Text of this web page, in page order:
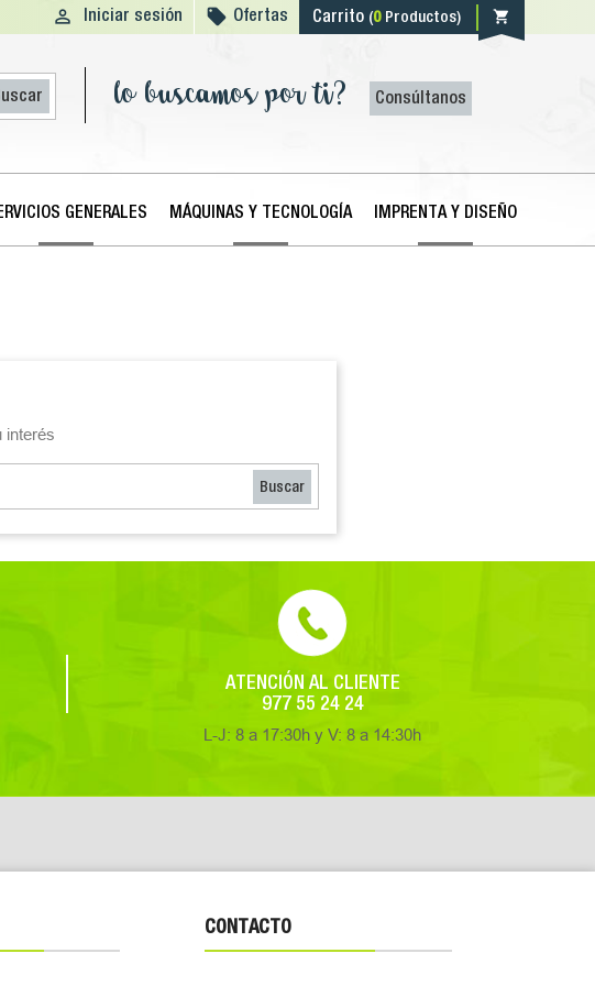
 Iniciar sesión  Ofertas Carrito (0Productos) shopping_cart
lo buscamos por ti? Consúltanos
GENERALES MÁQUINAS Y TECNOLOGÍA IMPRENTA Y DISEÑO
interés
Buscar
ATENCIÓN AL CLIENTE
977 55 24 24
L-J: 8 a 17:30h y V: 8 a 14:30h
CONTACTO